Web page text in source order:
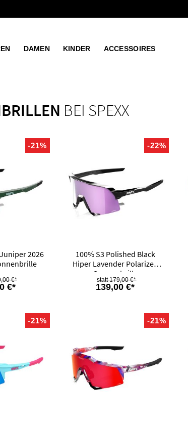
DAMEN KINDER ACCESSOIRES
BEI SPEXX
-21%
2026
€*
€*
-22%
100% S3 Polished Black
Hiper Lavender Polarized
Sonnenbrille
139,00 €*
179,00 €*
-21% -21%